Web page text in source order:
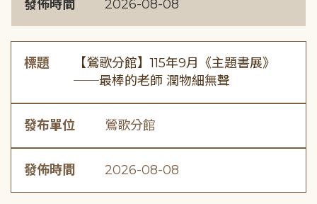
發佈時間 2026-08-08
標題
【鶯歌分館】115年9月《主題書展》
──最棒的老師 潤物細無聲
發布單位 鶯歌分館
發佈時間 2026-08-08